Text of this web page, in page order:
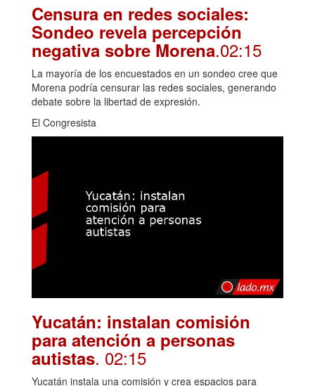
Censura en redes sociales:
Sondeo revela percepción
negativa sobre Morena.02:15
La mayoría de los encuestados en un sondeo cree que
Morena podría censurar las redes sociales, generando
debate sobre la libertad de expresión.
El Congresista
Yucatán: instalan comisión
para atención a personas
autistas. 02:15
Yucatán instala una comisión y crea espacios para